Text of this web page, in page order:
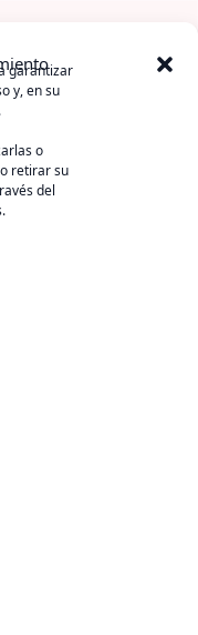
garantizar
y, en su
o
retirar su
del
Menú
Sevilla.